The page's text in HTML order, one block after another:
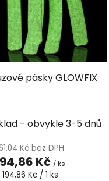
pásky GLOWFIX
- obvykle 3-5 dnů
Kč bez DPH
Kč / ks
Měrná
194,86 Kč / 1 ks